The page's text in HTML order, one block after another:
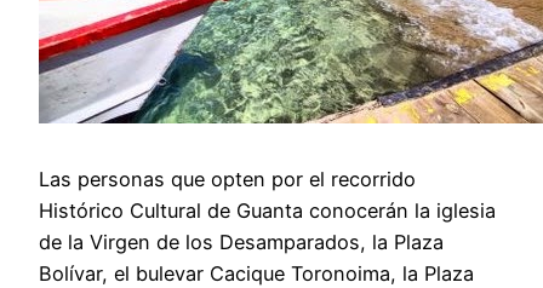
Las personas que opten por el recorrido
Histórico Cultural de Guanta conocerán la iglesia
de la Virgen de los Desamparados, la Plaza
Bolívar, el bulevar Cacique Toronoima, la Plaza